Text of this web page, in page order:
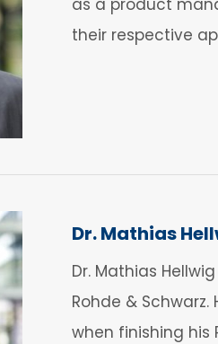
as a product
their respective
Dr. Mathias
Dr. Mathias
Rohde &
when finishing his